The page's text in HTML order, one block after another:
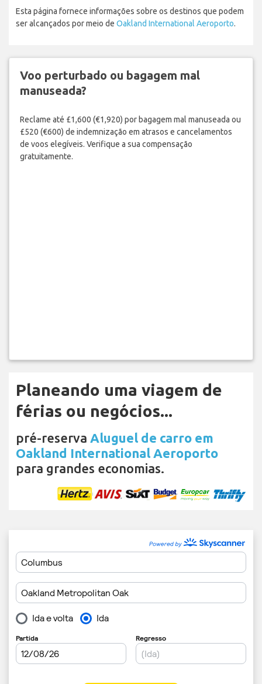
Esta página fornece informações sobre os destinos que podem
ser alcançados por meio de Oakland International Aeroporto.
Voo perturbado ou bagagem mal
manuseada?
Reclame até £1,600 (€1,920) por bagagem mal manuseada ou
£520 (€600) de indemnização em atrasos e cancelamentos
de voos elegíveis. Verifique a sua compensação
gratuitamente.
Planeando uma viagem de
férias ou negócios...
pré-reserva Aluguel de carro em
Oakland International Aeroporto
para grandes economias.